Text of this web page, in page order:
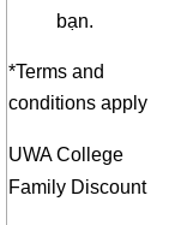
bạn.
*Terms and
conditions apply
UWA College
Family Discount